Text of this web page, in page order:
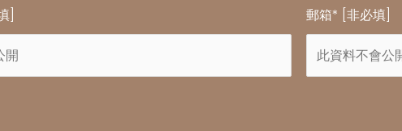
] 郵箱* [非必填]